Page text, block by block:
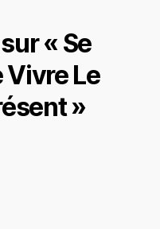
« Se
Vivre Le
»